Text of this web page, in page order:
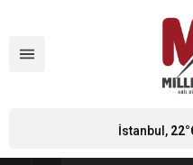
İstanbul, 22